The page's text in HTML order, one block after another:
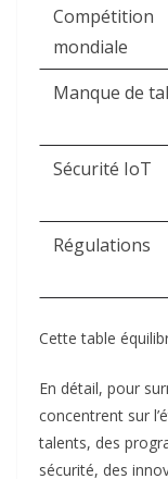
Compétition
mondiale
Manque de
Sécurité IoT
Régulations
Cette table
En détail, pour
concentrent sur
talents, des
sécurité, des